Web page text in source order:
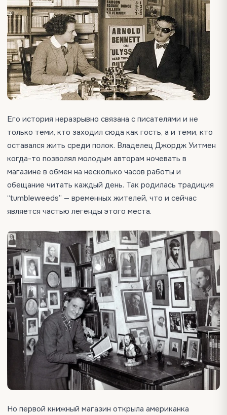
Его история неразрывно связана с писателями и не
только теми, кто заходил сюда как гость, а и теми, кто
оставался жить среди полок. Владелец Джордж Уитмен
когда-то позволял молодым авторам ночевать в
магазине в обмен на несколько часов работы и
обещание читать каждый день. Так родилась традиция
“tumbleweeds” — временных жителей, что и сейчас
является частью легенды этого места.
Но первой книжный магазин открыла американка